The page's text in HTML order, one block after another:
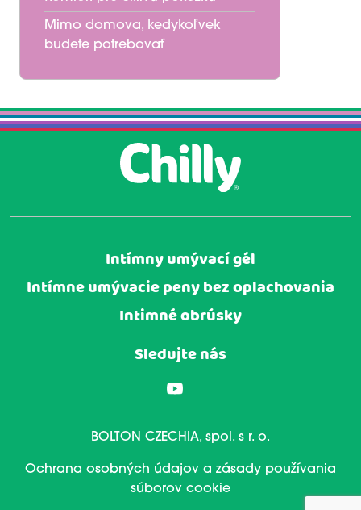
Mimo domova, kedykoľvek
budete potrebovať
Intímny umývací gél
Intímne umývacie peny bez oplachovania
Intimné obrúsky
Sledujte nás
BOLTON CZECHIA, spol. s r. o.
Ochrana osobných údajov a zásady používania
súborov cookie